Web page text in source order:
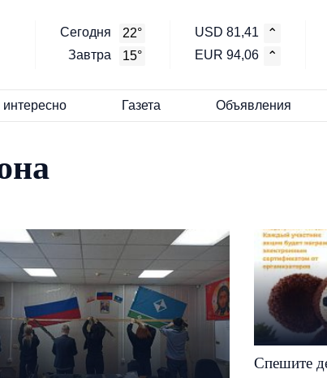
Сегодня
22°
Завтра
15°
USD 81,41
⌃
EUR 94,06
⌃
интересно Газета Объявления
Спешите